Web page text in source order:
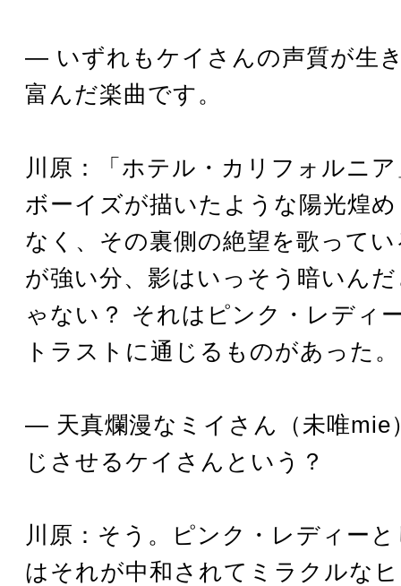
― いずれもケイさんの声質が生
富んだ楽曲です。
川原：「ホテル・カリフォルニ
ボーイズが描いたような陽光煌
なく、その裏側の絶望を歌って
が強い分、影はいっそう暗いん
ゃない？ それはピンク・レディ
トラストに通じるものがあった。
― 天真爛漫なミイさん（未唯mie
じさせるケイさんという？
川原：そう。ピンク・レディー
はそれが中和されてミラクルな